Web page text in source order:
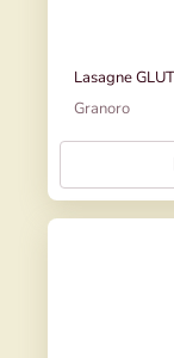
Lasagne
Granoro